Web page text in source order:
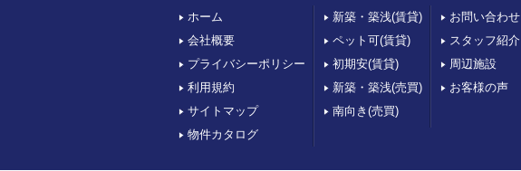
ホーム
会社概要
プライバシーポリシー
利用規約
サイトマップ
物件カタログ
新築・築浅(賃貸)
ペット可(賃貸)
初期安(賃貸)
新築・築浅(売買)
南向き(売買)
お問い合わせ
スタッフ紹介
周辺施設
お客様の声